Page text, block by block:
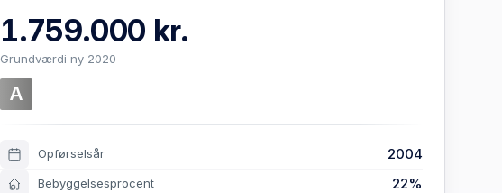
1.759.000 kr.
Grundværdi ny 2020
A
Opførselsår 2004
Bebyggelsesprocent 22%